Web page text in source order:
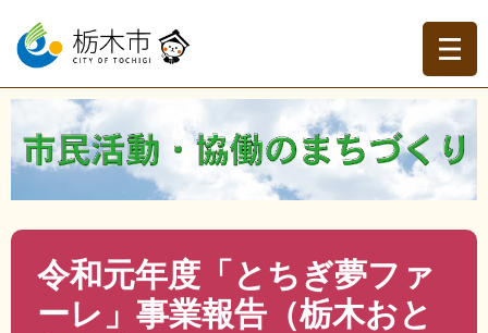
ー
の
で
ニ
ー
ば
て
本
トップページ >分類でさがす >くらしの情報 > 地域づく
り・協働 >市民活動・NPO >市民活動・NPO
令和元年
度「とちぎ夢ファーレ」事業報告（栃木おとなり会）
令和元年度「とちぎ夢ファ
ーレ」事業報告（栃木おと